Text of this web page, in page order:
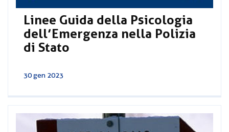
Linee Guida della Psicologia
dell’Emergenza nella Polizia
di Stato
30 gen 2023